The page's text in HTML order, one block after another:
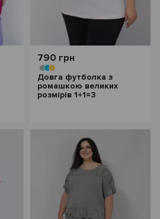
790 грн
Довга футболка з
ромашкою великих
розмірів 1+1=3